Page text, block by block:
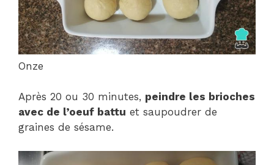
Onze
Après 20 ou 30 minutes, peindre les brioches
avec de l’oeuf battu et saupoudrer de
graines de sésame.